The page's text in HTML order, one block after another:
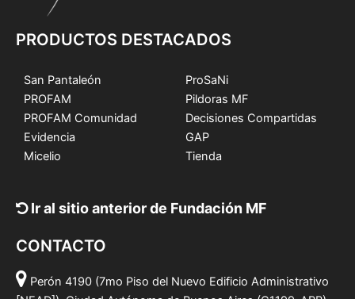
PRODUCTOS DESTACADOS
San Pantaleón
PROFAM
PROFAM Comunidad
Evidencia
Micelio
ProSaNi
Pildoras MF
Decisiones Compartidas
GAP
Tienda
Ir al sitio anterior de Fundación MF
CONTACTO
Perón 4190 (7mo Piso del Nuevo Edificio Administrativo